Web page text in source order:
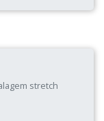
stretch